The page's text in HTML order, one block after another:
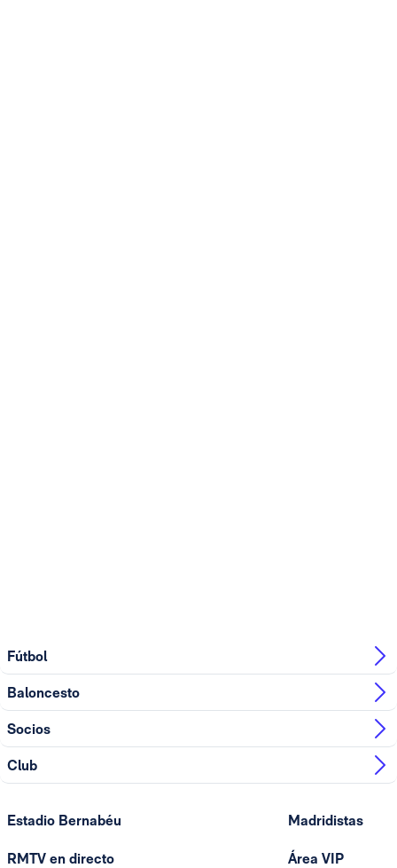
Fútbol
Baloncesto
Socios
Club
Estadio Bernabéu
RMTV en directo
Madridistas
Área VIP